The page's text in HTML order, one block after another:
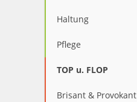
Haltung
Pflege
TOP u. FLOP
Brisant & Provokant